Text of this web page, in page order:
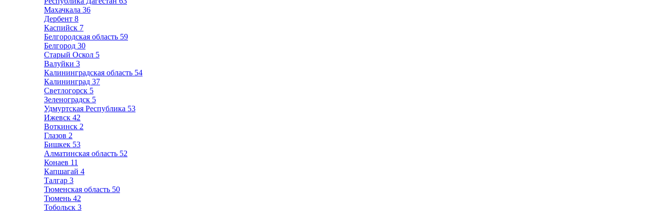
Махачкала 36
Дербент 8
Каспийск 7
Белгородская область 59
Белгород 30
Старый Оскол 5
Валуйки 3
Калининградская область 54
Калининград 37
Светлогорск 5
Зеленоградск 5
Удмуртская Республика 53
Ижевск 42
Воткинск 2
Глазов 2
Бишкек 53
Алматинская область 52
Конаев 11
Капшагай 4
Талгар 3
Тюменская область 50
Тюмень 42
Тобольск 3